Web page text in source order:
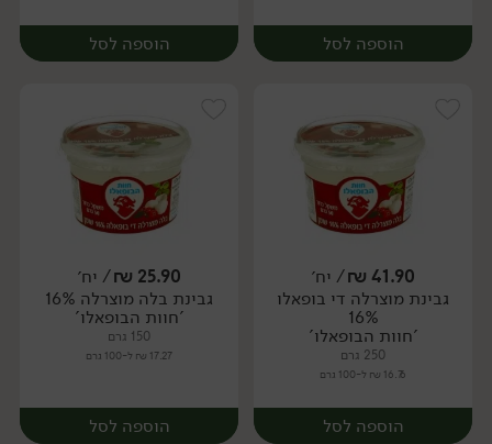
הוספה לסל
יח׳
הוספה לסל
יח׳
41.90
₪/ יח׳
גבינת מוצרלה די בופאלו
16%
'חוות הבופאלו'
250 גרם
16.76 ₪ ל-100 גרם
הוספה לסל
25.90
₪/ יח׳
גבינת בלה מוצרלה 16%
'חוות הבופאלו'
150 גרם
17.27 ₪ ל-100 גרם
הוספה לסל